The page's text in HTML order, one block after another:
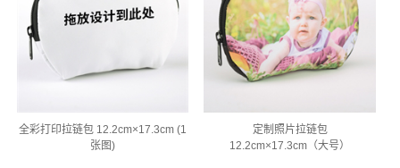
全彩打印拉链包 12.2cm×17.3cm (1
张图)
定制照片拉链包
12.2cm×17.3cm（大号）